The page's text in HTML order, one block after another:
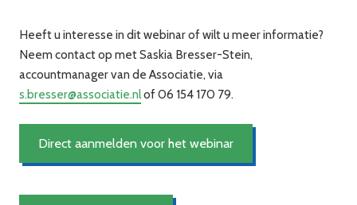
Heeft u interesse in dit webinar of wilt u meer informatie?
Neem contact op met Saskia Bresser-Stein,
accountmanager van de Associatie, via
s.bresser@associatie.nlof 06 154 170 79.
Direct aanmelden voor het webinar